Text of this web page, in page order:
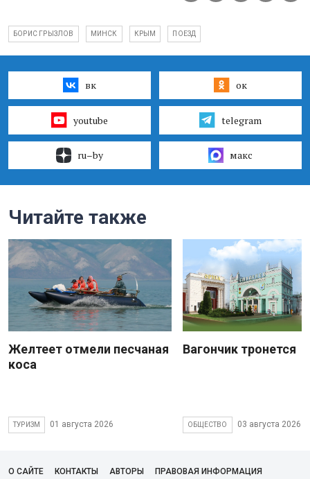
БОРИС ГРЫЗЛОВ МИНСК КРЫМ ПОЕЗД
вк ок
youtube telegram
ru–by макс
Читайте также
Желтеет отмели песчаная
коса
ТУРИЗМ 01 августа 2026
Вагончик тронется
ОБЩЕСТВО 03 августа 2026
О САЙТЕ КОНТАКТЫ АВТОРЫ ПРАВОВАЯ ИНФОРМАЦИЯ